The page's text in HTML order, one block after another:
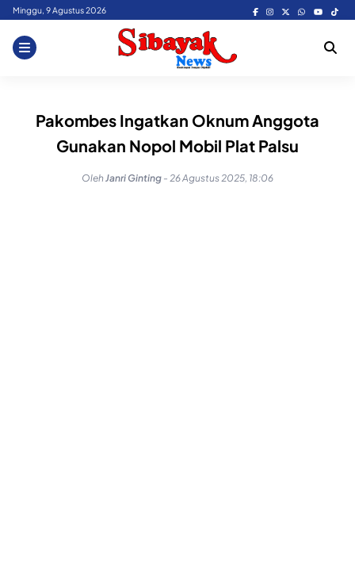
Skip
content
Minggu, 9 Agustus 2026
Pakombes Ingatkan Oknum Anggota
Gunakan Nopol Mobil Plat Palsu
OlehJanri Ginting - 26 Agustus 2025, 18:06